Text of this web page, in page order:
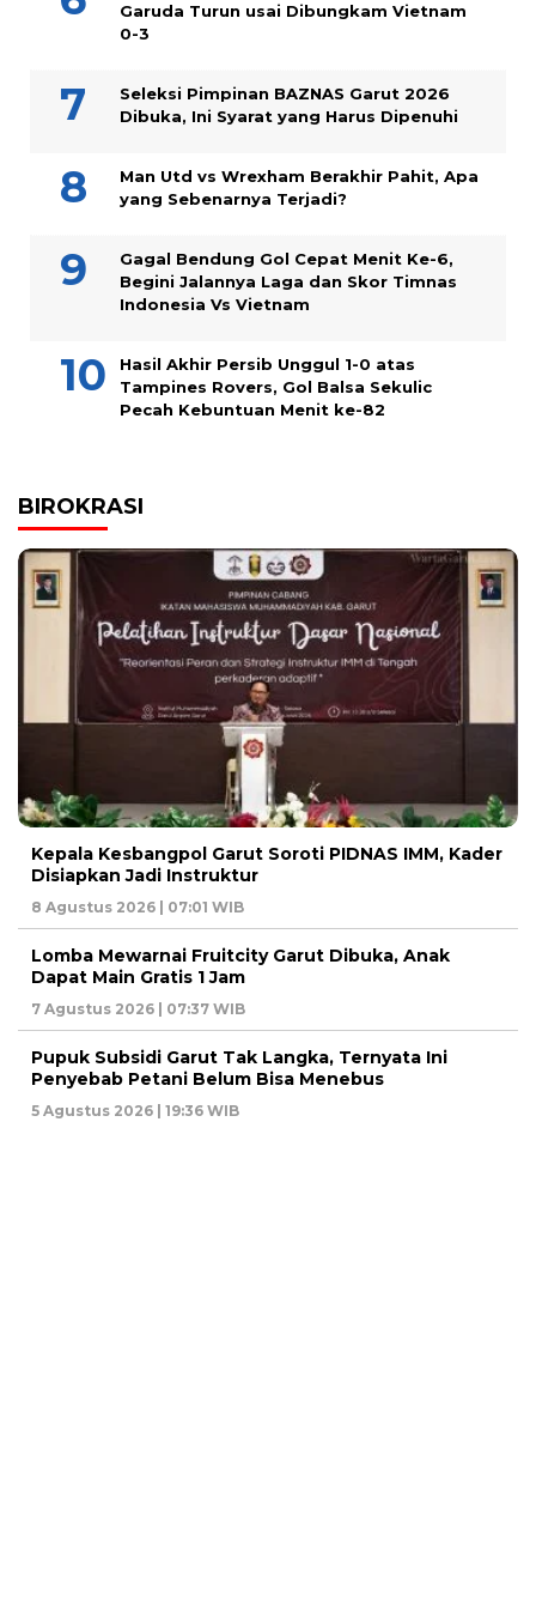
Garuda Turun usai Dibungkam Vietnam
0-3
Seleksi Pimpinan BAZNAS Garut 2026
Dibuka, Ini Syarat yang Harus Dipenuhi
Man Utd vs Wrexham Berakhir Pahit, Apa
yang Sebenarnya Terjadi?
Gagal Bendung Gol Cepat Menit Ke-6,
Begini Jalannya Laga dan Skor Timnas
Indonesia Vs Vietnam
Hasil Akhir Persib Unggul 1-0 atas
Tampines Rovers, Gol Balsa Sekulic
Pecah Kebuntuan Menit ke-82
BIROKRASI
Kepala Kesbangpol Garut Soroti PIDNAS IMM, Kader
Disiapkan Jadi Instruktur
8 Agustus 2026 | 07:01 WIB
Lomba Mewarnai Fruitcity Garut Dibuka, Anak
Dapat Main Gratis 1 Jam
7 Agustus 2026 | 07:37 WIB
Pupuk Subsidi Garut Tak Langka, Ternyata Ini
Penyebab Petani Belum Bisa Menebus
5 Agustus 2026 | 19:36 WIB